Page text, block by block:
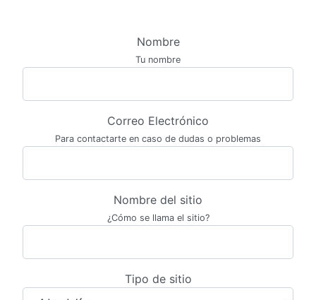
Nombre
Tu nombre
Correo Electrónico
Para contactarte en caso de dudas o problemas
Nombre del sitio
¿Cómo se llama el sitio?
Tipo de sitio